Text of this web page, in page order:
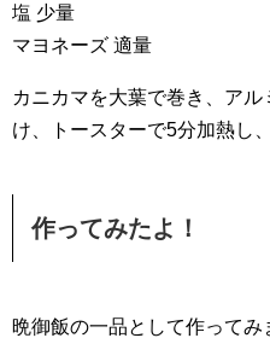
塩 少量
マヨネーズ 適量
カニカマを大葉で巻き、ア
け、トースターで5分加熱し
作ってみたよ！
晩御飯の一品として作ってみ